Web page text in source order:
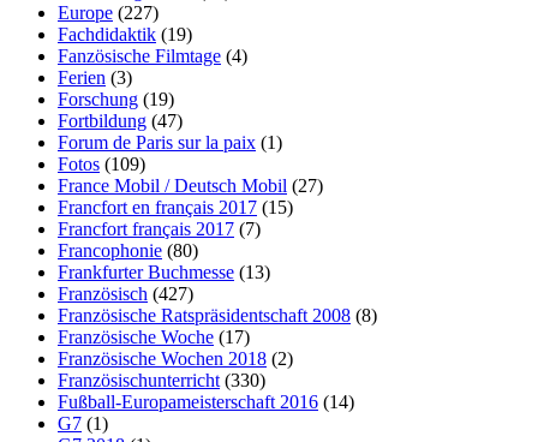
Europe (227)
Fachdidaktik (19)
Fanzösische Filmtage (4)
Ferien (3)
Forschung (19)
Fortbildung (47)
Forum de Paris sur la paix (1)
Fotos (109)
France Mobil / Deutsch Mobil (27)
Francfort en français 2017 (15)
Francfort français 2017 (7)
Francophonie (80)
Frankfurter Buchmesse (13)
Französisch (427)
Französische Ratspräsidentschaft 2008 (8)
Französische Woche (17)
Französische Wochen 2018 (2)
Französischunterricht (330)
Fußball-Europameisterschaft 2016 (14)
G7 (1)